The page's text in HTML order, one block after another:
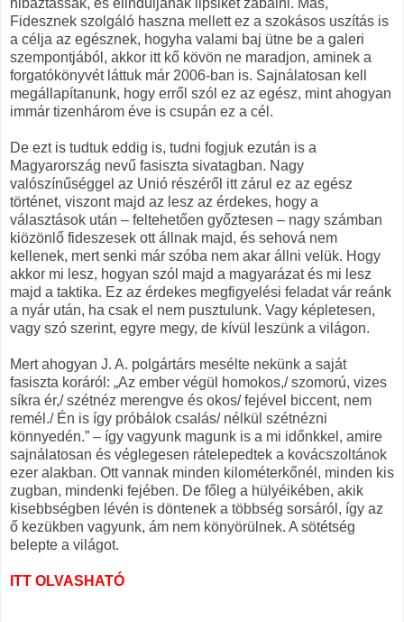
hibáztassák, és elinduljanak lipsiket zabálni. Más,
Fidesznek szolgáló haszna mellett ez a szokásos uszítás is
a célja az egésznek, hogyha valami baj ütne be a galeri
szempontjából, akkor itt kő kövön ne maradjon, aminek a
forgatókönyvét láttuk már 2006-ban is. Sajnálatosan kell
megállapítanunk, hogy erről szól ez az egész, mint ahogyan
immár tizenhárom éve is csupán ez a cél.
De ezt is tudtuk eddig is, tudni fogjuk ezután is a
Magyarország nevű fasiszta sivatagban. Nagy
valószínűséggel az Unió részéről itt zárul ez az egész
történet, viszont majd az lesz az érdekes, hogy a
választások után – feltehetően győztesen – nagy számban
kiözönlő fideszesek ott állnak majd, és sehová nem
kellenek, mert senki már szóba nem akar állni velük. Hogy
akkor mi lesz, hogyan szól majd a magyarázat és mi lesz
majd a taktika. Ez az érdekes megfigyelési feladat vár reánk
a nyár után, ha csak el nem pusztulunk. Vagy képletesen,
vagy szó szerint, egyre megy, de kívül leszünk a világon.
Mert ahogyan J. A. polgártárs mesélte nekünk a saját
fasiszta koráról: „Az ember végül homokos,/ szomorú, vizes
síkra ér,/ szétnéz merengve és okos/ fejével biccent, nem
remél./ Én is így próbálok csalás/ nélkül szétnézni
könnyedén.” – így vagyunk magunk is a mi időnkkel, amire
sajnálatosan és véglegesen rátelepedtek a kovácszoltánok
ezer alakban. Ott vannak minden kilométerkőnél, minden kis
zugban, mindenki fejében. De főleg a hülyéikében, akik
kisebbségben lévén is döntenek a többség sorsáról, így az
ő kezükben vagyunk, ám nem könyörülnek. A sötétség
belepte a világot.
ITT OLVASHATÓ